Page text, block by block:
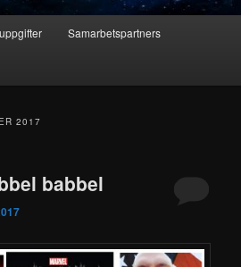
Samarbetspartners
2017
babbel